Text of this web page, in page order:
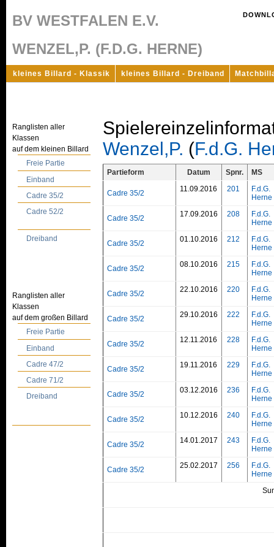
BV WESTFALEN E.V.
WENZEL,P. (F.D.G. HERNE)
kleines Billard - Klassik kleines Billard - Dreiband
Ranglisten aller
Klassen
auf dem kleinen Billard
Freie Partie
Einband
Cadre 35/2
Cadre 52/2
Dreiband
Ranglisten aller
Klassen
auf dem großen Billard
Freie Partie
Einband
Cadre 47/2
Cadre 71/2
Dreiband
Wenzel,P. (F.d.G.
Partieform Datum Spnr. MS
Cadre 35/2 11.09.2016 201
F.d.G.
Herne
Cadre 35/2 17.09.2016 208
F.d.G.
Herne
Cadre 35/2 01.10.2016 212
F.d.G.
Herne
Cadre 35/2 08.10.2016 215
F.d.G.
Herne
Cadre 35/2 22.10.2016 220
F.d.G.
Herne
Cadre 35/2 29.10.2016 222
F.d.G.
Herne
Cadre 35/2 12.11.2016 228
F.d.G.
Herne
Cadre 35/2 19.11.2016 229
F.d.G.
Herne
Cadre 35/2 03.12.2016 236
F.d.G.
Herne
Cadre 35/2 10.12.2016 240
F.d.G.
Herne
Cadre 35/2 14.01.2017 243
F.d.G.
Herne
Cadre 35/2 25.02.2017 256
F.d.G.
Herne